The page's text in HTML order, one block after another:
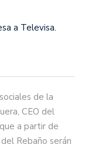
a Televisa.
de la
CEO del
a partir de
Rebaño serán